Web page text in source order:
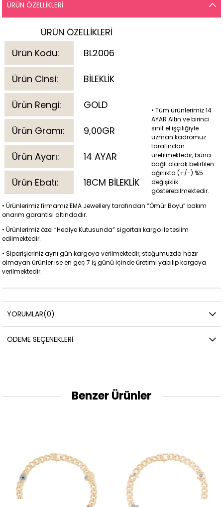
ÜRÜN ÖZELLIKLERI
ÜRÜN ÖZELLİKLERİ
Ürün Kodu:
BL2006
Ürün Cinsi: BİLEKLİK
Ürün Rengi: GOLD
Ürün Gramı: 9,00GR
Ürün Ayarı: 14 AYAR
Ürün Ebatı: 18CM BİLEKLİK
• Tüm ürünlerimiz 14
AYAR Altın ve birinci
sınıf el işçiliğiyle
uzman kadromuz
tarafından
üretilmektedir, buna
bağlı olarak belirtilen
ağırlıkta (+/-) %5
değişiklik
gösterebilmektedir.
• Ürünlerimiz firmamız EMA Jewellery tarafından “Ömür Boyu” bakım
onarım garantisi altındadır.
• Ürünlerimiz özel “Hediye Kutusunda” sigortalı kargo ile teslim
edilmektedir.
• Siparişleriniz aynı gün kargoya verilmektedir, stoğumuzda hazır
olmayan ürünler ise en geç 7 iş günü içinde üretimi yapılıp kargoya
verilmektedir.
YORUMLAR(0)
ÖDEME SEÇENEKLERI
Benzer Ürünler